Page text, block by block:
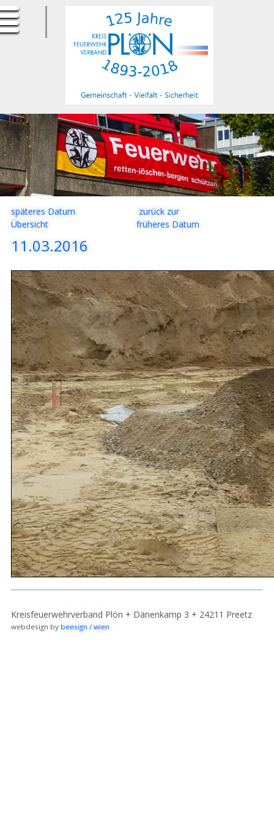
ErfurtApotheke.com
späteres Datum
zurück zur
Übersicht
früheres Datum
11.03.2016
Kreisfeuerwehrverband Plön + Dänenkamp 3 + 24211 Preetz
webdesign by beesign / wien